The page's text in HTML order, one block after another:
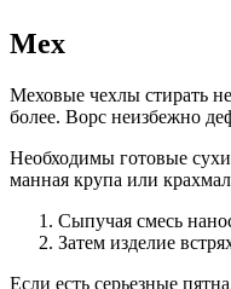
Мех
Меховые чехлы стирать
более. Ворс неизбежно
Необходимы готовые
манная крупа или
Сыпучая смесь
Затем изделие
Если есть серьезные